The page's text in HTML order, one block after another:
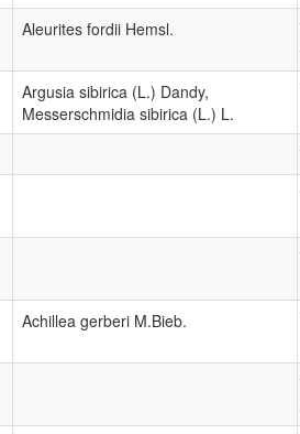
Aleurites fordii Hemsl.
Argusia sibirica (L.) Dandy,
Messerschmidia sibirica (L.) L.
Achillea gerberi M.Bieb.